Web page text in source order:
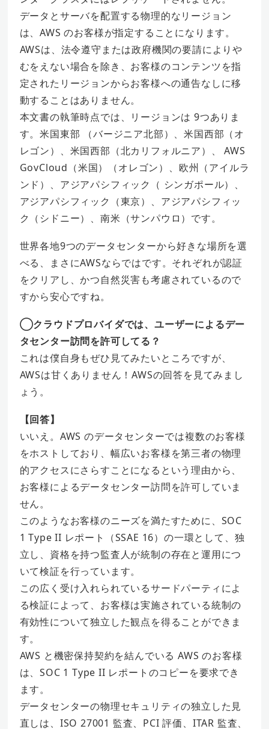
データとサーバを配置する物理的なリージョン
は、AWS のお客様が指定することになります。
AWSは、法令遵守または政府機関の要請によりや
むをえない場合を除き、お客様のコンテンツを指
定されたリージョンからお客様への通告なしに移
動することはありません。
本文書の執筆時点では、リージョンは 9つありま
す。米国東部 （バージニア北部）、米国西部（オ
レゴン）、米国西部（北カリフォルニア）、 AWS
GovCloud（米国）（オレゴン）、欧州（アイルラ
ンド）、アジアパシフィック（ シンガポール）、
アジアパシフィック（東京）、アジアパシフィッ
ク（シドニー）、南米（サンパウロ）です。
世界各地9つのデータセンターから好きな場所を選
べる、まさにAWSならではです。それぞれが認証
をクリアし、かつ自然災害も考慮されているので
すから安心ですね。
◯クラウドプロバイダでは、ユーザーによるデー
タセンター訪問を許可してる？
これは僕自身もぜひ見てみたいところですが、
AWSは甘くありません！AWSの回答を見てみまし
ょう。
【回答】
いいえ。AWS のデータセンターでは複数のお客様
をホストしており、幅広いお客様を第三者の物理
的アクセスにさらすことになるという理由から、
お客様によるデータセンター訪問を許可していま
せん。
このようなお客様のニーズを満たすために、SOC
1 Type II レポート（SSAE 16）の一環として、独
立し、資格を持つ監査人が統制の存在と運用につ
いて検証を行っています。
この広く受け入れられているサードパーティによ
る検証によって、お客様は実施されている統制の
有効性について独立した観点を得ることができま
す。
AWS と機密保持契約を結んでいる AWS のお客様
は、SOC 1 Type II レポートのコピーを要求でき
ます。
データセンターの物理セキュリティの独立した見
直しは、ISO 27001 監査、PCI 評価、ITAR 監査、